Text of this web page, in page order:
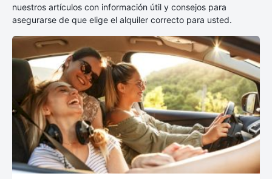
nuestros artículos con información útil y consejos para
asegurarse de que elige el alquiler correcto para usted.